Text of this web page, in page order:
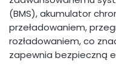
(BMS), akumulator
przeładowaniem,
rozładowaniem, co
zapewnia bezpieczną